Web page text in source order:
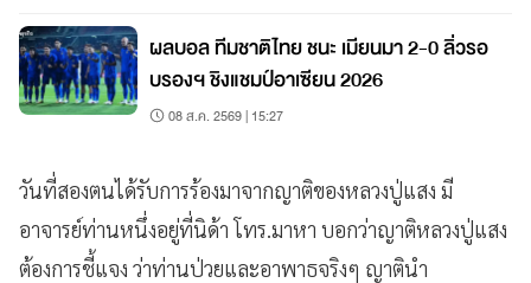
ผลบอล ทีมชาติไทย ชนะ เมียนมา 2-0 ลิ่วรอ
บรองฯ ชิงแชมป์อาเซียน 2026
08 ส.ค. 2569 | 15:27
วันที่สองตนได้รับการร้องมาจากญาติของหลวงปู่แสง มี
อาจารย์ท่านหนึ่งอยู่ที่นิด้า โทร.มาหา บอกว่าญาติหลวงปู่แสง
ต้องการชี้แจง ว่าท่านป่วยและอาพาธจริงๆ ญาตินำ